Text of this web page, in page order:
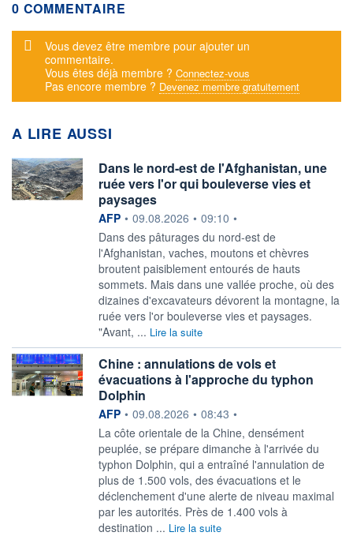
0 COMMENTAIRE
Message d'alerte
Vous devez être membre pour ajouter un
commentaire.
Vous êtes déjà membre ? Connectez-vous
Pas encore membre ? Devenez membre gratuitement
A LIRE AUSSI
Dans le nord-est de l'Afghanistan, une
ruée vers l'or qui bouleverse vies et
paysages
information fournie par
AFP • 09.08.2026 • 09:10 •
Dans des pâturages du nord-est de
l'Afghanistan, vaches, moutons et chèvres
broutent paisiblement entourés de hauts
sommets. Mais dans une vallée proche, où des
dizaines d'excavateurs dévorent la montagne, la
ruée vers l'or bouleverse vies et paysages.
"Avant, ... Lire la suite
Chine : annulations de vols et
évacuations à l'approche du typhon
Dolphin
information fournie par
AFP • 09.08.2026 • 08:43 •
La côte orientale de la Chine, densément
peuplée, se prépare dimanche à l'arrivée du
typhon Dolphin, qui a entraîné l'annulation de
plus de 1.500 vols, des évacuations et le
déclenchement d'une alerte de niveau maximal
par les autorités. Près de 1.400 vols à
destination ... Lire la suite